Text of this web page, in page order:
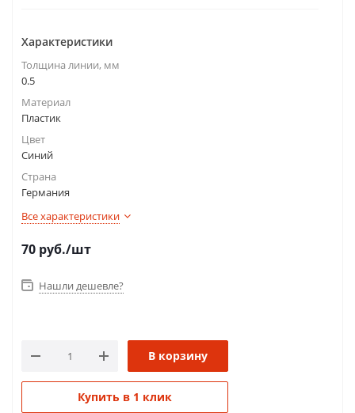
Характеристики
Толщина линии, мм
0.5
Материал
Пластик
Цвет
Синий
Страна
Германия
Все характеристики
70 руб./шт
Нашли дешевле?
В корзину
Купить в 1 клик